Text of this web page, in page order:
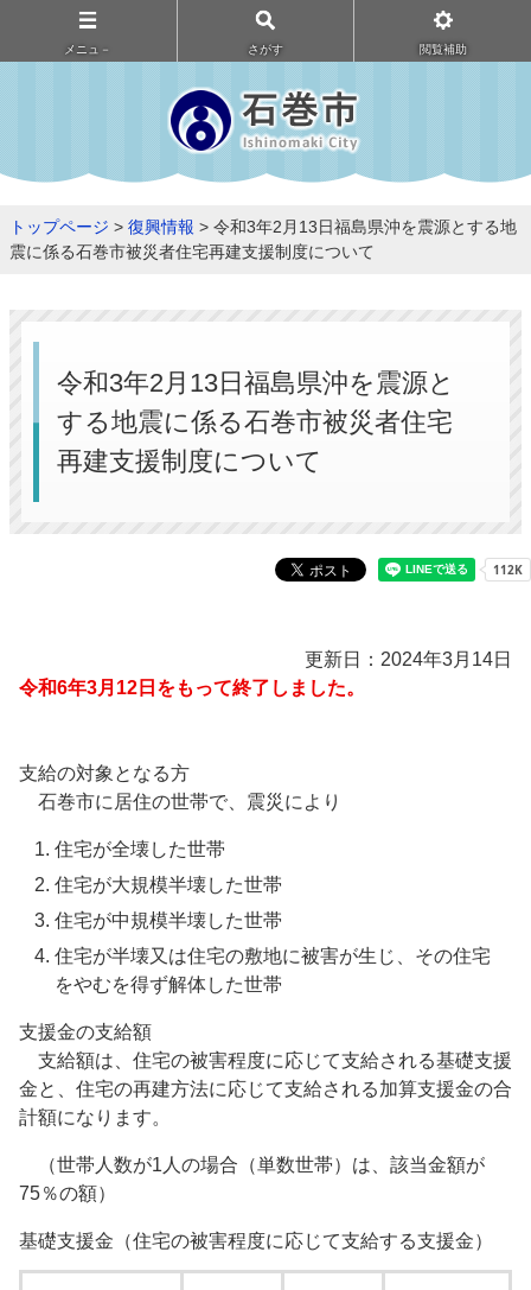
メニュ－ さがす 閲覧補助
トップページ > 復興情報 > 令和3年2月13日福島県沖を震源とする地
震に係る石巻市被災者住宅再建支援制度について
令和3年2月13日福島県沖を震源と
する地震に係る石巻市被災者住宅
再建支援制度について
更新日：2024年3月14日
令和6年3月12日をもって終了しました。
支給の対象となる方
石巻市に居住の世帯で、震災により
住宅が全壊した世帯
住宅が大規模半壊した世帯
住宅が中規模半壊した世帯
住宅が半壊又は住宅の敷地に被害が生じ、その住宅
をやむを得ず解体した世帯
支援金の支給額
支給額は、住宅の被害程度に応じて支給される基礎支援
金と、住宅の再建方法に応じて支給される加算支援金の合
計額になります。
（世帯人数が1人の場合（単数世帯）は、該当金額が
75％の額）
基礎支援金（住宅の被害程度に応じて支給する支援金）